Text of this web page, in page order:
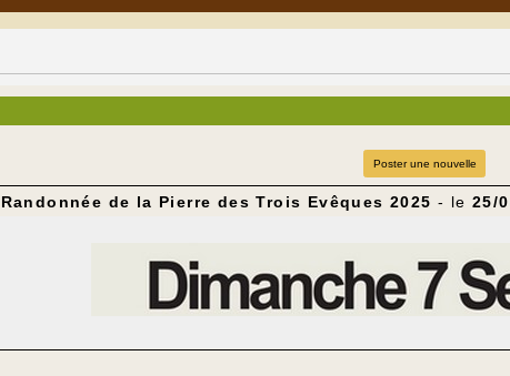
Poster une nouvelle
Randonnée de la Pierre des Trois Evêques 2025 - le25/